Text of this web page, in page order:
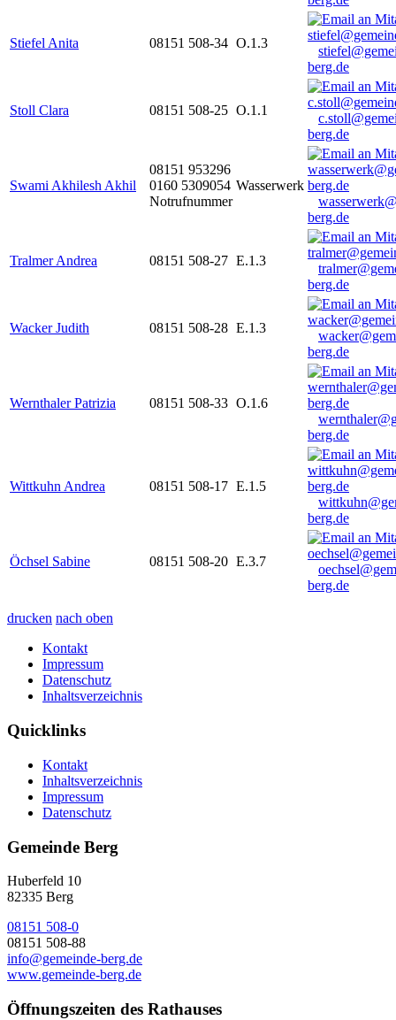
Stiefel Anita 08151 508-34 O.1.3
berg.de
Stoll Clara 08151 508-25 O.1.1
berg.de
Swami Akhilesh Akhil
08151 953296
0160 5309054
Notrufnummer
Wasserwerk
berg.de
Tralmer Andrea 08151 508-27 E.1.3
berg.de
Wacker Judith 08151 508-28 E.1.3
berg.de
Wernthaler Patrizia 08151 508-33 O.1.6
berg.de
Wittkuhn Andrea 08151 508-17 E.1.5
berg.de
Öchsel Sabine 08151 508-20 E.3.7
berg.de
drucken nach oben
Kontakt
Impressum
Datenschutz
Inhaltsverzeichnis
Quicklinks
Kontakt
Inhaltsverzeichnis
Impressum
Datenschutz
Gemeinde Berg
Huberfeld 10
82335 Berg
08151 508-0
08151 508-88
info@gemeinde-berg.de
www.gemeinde-berg.de
Öffnungszeiten des Rathauses